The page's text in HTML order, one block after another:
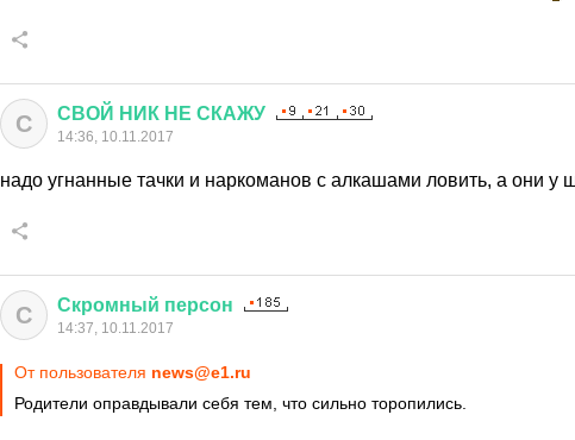
С СВОЙ НИК НЕ СКАЖУ
14:36, 10.11.2017
надо угнанные тачки и наркоманов с алкашами ловить, а они у
С Скромный персон
14:37, 10.11.2017
От пользователя news@e1.ru
Родители оправдывали себя тем, что сильно торопились.